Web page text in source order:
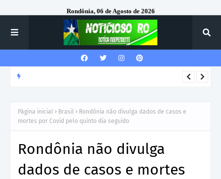
Rondônia, 06 de Agosto de 2026
milhões
Página inicial Brasil
Rondônia não divulga dados de casos e
mortes por Covid pelo quinto dia seguido
Rondônia não divulga
dados de casos e mortes